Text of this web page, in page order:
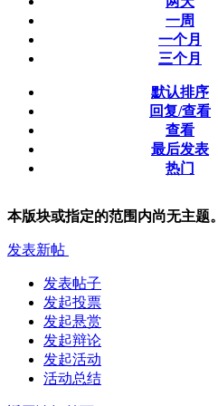
一周
一个月
三个月
默认排序
回复/查看
查看
最后发表
热门
本版块或指定的范围内尚无主题。
发表新帖
发表帖子
发起投票
发起悬赏
发起辩论
发起活动
活动总结